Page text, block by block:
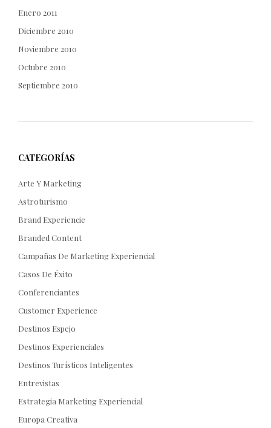
Enero 2011
Diciembre 2010
Noviembre 2010
Octubre 2010
Septiembre 2010
CATEGORÍAS
Arte Y Marketing
Astroturismo
Brand Experiencie
Branded Content
Campañas De Marketing Experiencial
Casos De Éxito
Conferenciantes
Customer Experience
Destinos Espejo
Destinos Experienciales
Destinos Turísticos Inteligentes
Entrevistas
Estrategia Marketing Experiencial
Europa Creativa